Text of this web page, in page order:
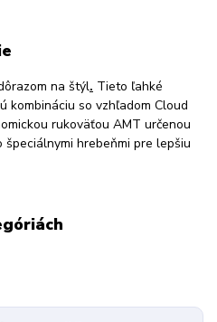
na štýl. Tieto ľahké
kombináciu so vzhľadom Cloud
rukoväťou AMT určenou
hrebeňmi pre lepšiu